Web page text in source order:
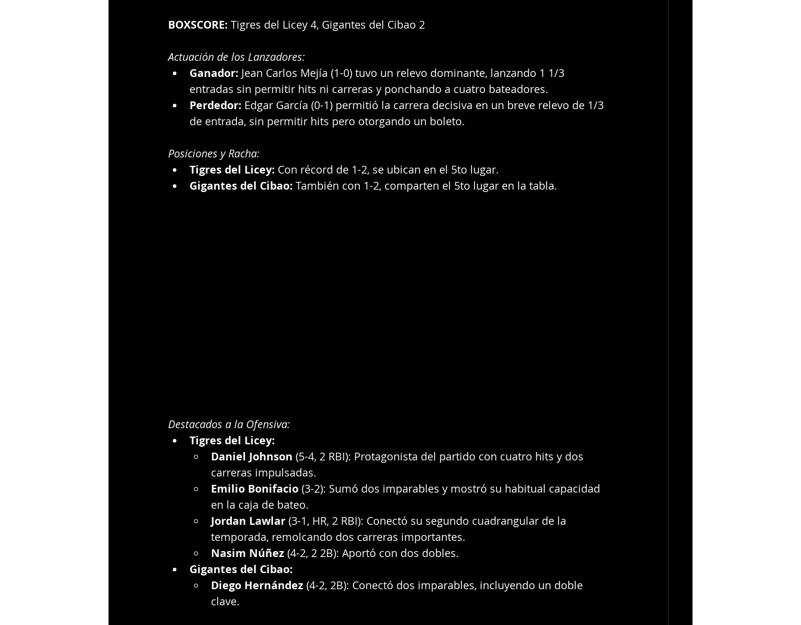
BOXSCORE: Tigres del Licey 4, Gigantes del Cibao 2
Actuación de los Lanzadores:
Ganador: Jean Carlos Mejía (1-0) tuvo un relevo dominante, lanzando 1 1/3
entradas sin permitir hits ni carreras y ponchando a cuatro bateadores.
Perdedor: Edgar García (0-1) permitió la carrera decisiva en un breve relevo de 1/3
de entrada, sin permitir hits pero otorgando un boleto.
Posiciones y Racha:
Tigres del Licey: Con récord de 1-2, se ubican en el 5to lugar.
Gigantes del Cibao: También con 1-2, comparten el 5to lugar en la tabla.
Destacados a la Ofensiva:
Tigres del Licey:
Daniel Johnson (5-4, 2 RBI): Protagonista del partido con cuatro hits y dos
carreras impulsadas.
Emilio Bonifacio (3-2): Sumó dos imparables y mostró su habitual capacidad
en la caja de bateo.
Jordan Lawlar (3-1, HR, 2 RBI): Conectó su segundo cuadrangular de la
temporada, remolcando dos carreras importantes.
Nasim Núñez (4-2, 2 2B): Aportó con dos dobles.
Gigantes del Cibao:
Diego Hernández (4-2, 2B): Conectó dos imparables, incluyendo un doble
clave.